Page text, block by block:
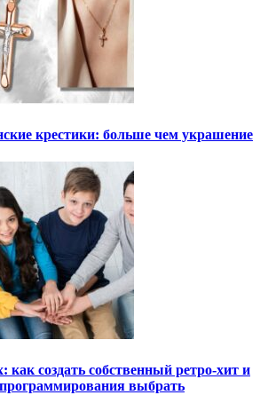
крестики: больше чем украшение
как создать собственный ретро-хит и
выбрать